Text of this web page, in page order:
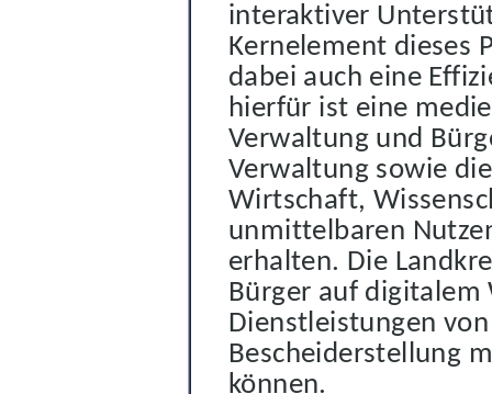
interaktiver
Kernelement dieses
dabei auch eine Effi
hierfür ist eine
Verwaltung und
Verwaltung sowie
Wirtschaft,
unmittelbaren
erhalten. Die
Bürger auf digitalem
Dienstleistungen
Bescheiderstellung
können.